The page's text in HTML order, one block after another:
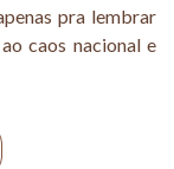
pra lembrar
caos nacional e